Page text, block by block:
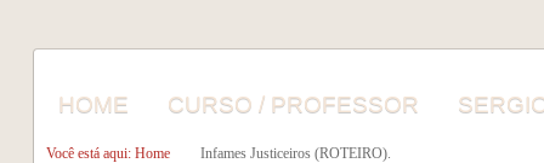
HOME CURSO / PROFESSOR
Você está aqui: Home Infames Justiceiros (ROTEIRO).